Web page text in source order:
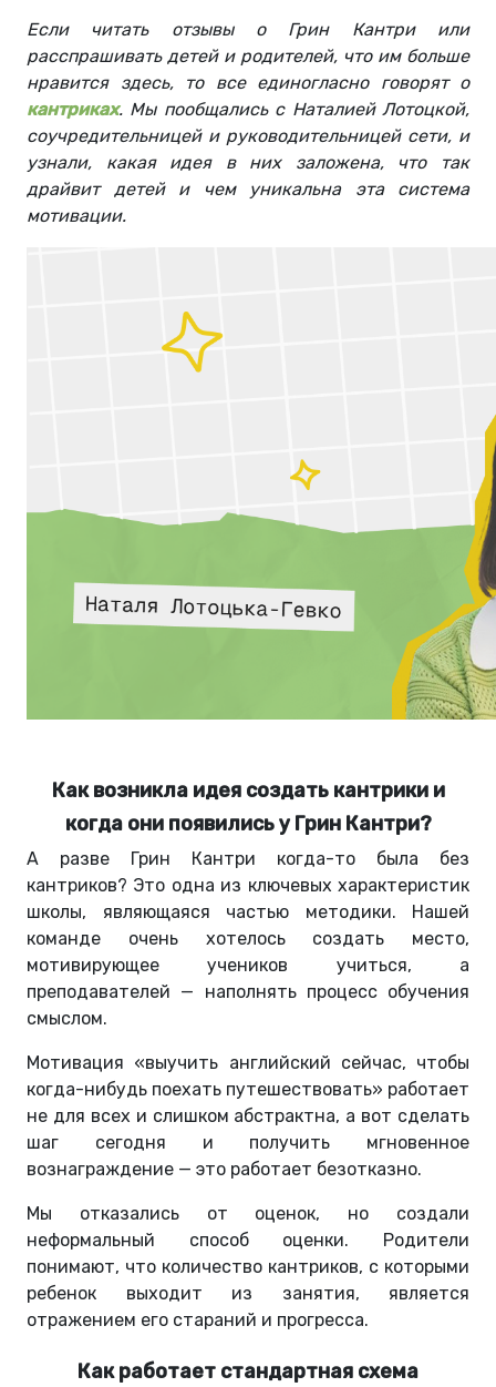
Если читать отзывы о Грин Кантри или
расспрашивать детей и родителей, что им больше
нравится здесь, то все единогласно говорят о
кантриках. Мы пообщались с Наталией Лотоцкой,
соучредительницей и руководительницей сети, и
узнали, какая идея в них заложена, что так
драйвит детей и чем уникальна эта система
мотивации.
Как возникла идея создать кантрики и
когда они появились у Грин Кантри?
А разве Грин Кантри когда-то была без
кантриков? Это одна из ключевых характеристик
школы, являющаяся частью методики. Нашей
команде очень хотелось создать место,
мотивирующее учеников учиться, а
преподавателей — наполнять процесс обучения
смыслом.
Мотивация «выучить английский сейчас, чтобы
когда-нибудь поехать путешествовать» работает
не для всех и слишком абстрактна, а вот сделать
шаг сегодня и получить мгновенное
вознаграждение — это работает безотказно.
Мы отказались от оценок, но создали
неформальный способ оценки. Родители
понимают, что количество кантриков, с которыми
ребенок выходит из занятия, является
отражением его стараний и прогресса.
Как работает стандартная схема